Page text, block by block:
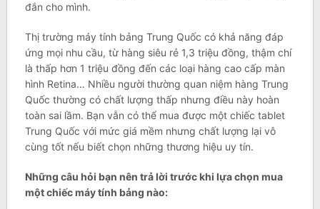
đắn cho mình.
Thị trường máy tính bảng Trung Quốc có khả năng đáp
ứng mọi nhu cầu, từ hàng siêu rẻ 1,3 triệu đồng, thậm chí
là thấp hơn 1 triệu đồng đến các loại hàng cao cấp màn
hình Retina… Nhiều người thường quan niệm hàng Trung
Quốc thường có chất lượng thấp nhưng điều này hoàn
toàn sai lầm. Bạn vẫn có thể mua được một chiếc tablet
Trung Quốc với mức giá mềm nhưng chất lượng lại vô
cùng tốt nếu biết chọn những thương hiệu uy tín.
Những câu hỏi bạn nên trả lời trước khi lựa chọn mua
một chiếc máy tính bảng nào: